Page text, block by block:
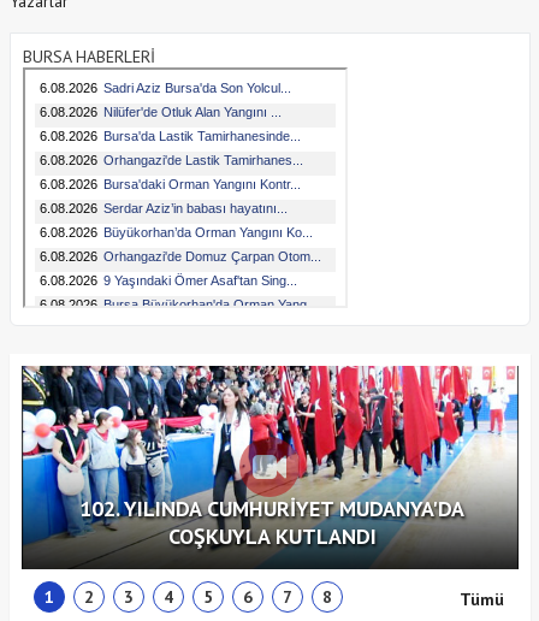
BURSA HABERLERİ
Tümü
102. YILINDA CUMHURİYET MUDANYA'DA
COŞKUYLA KUTLANDI
1 2 3 4 5 6 7 8